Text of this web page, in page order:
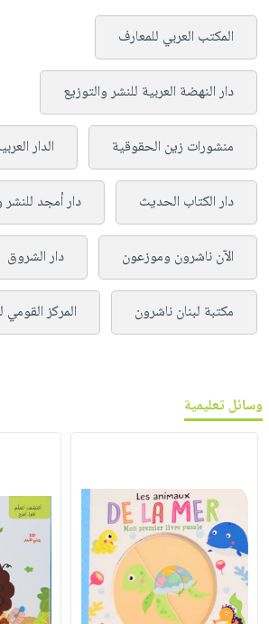
المكتب العربي للمعارف
دار النهضة العربية للنشر والتوزيع
منشورات زين الحقوقية الدار
دار الكتاب الحديث دار أمجد للنشر
الآن ناشرون وموزعون دار الشروق
مكتبة لبنان ناشرون المركز القومي
وسائل تعليمية